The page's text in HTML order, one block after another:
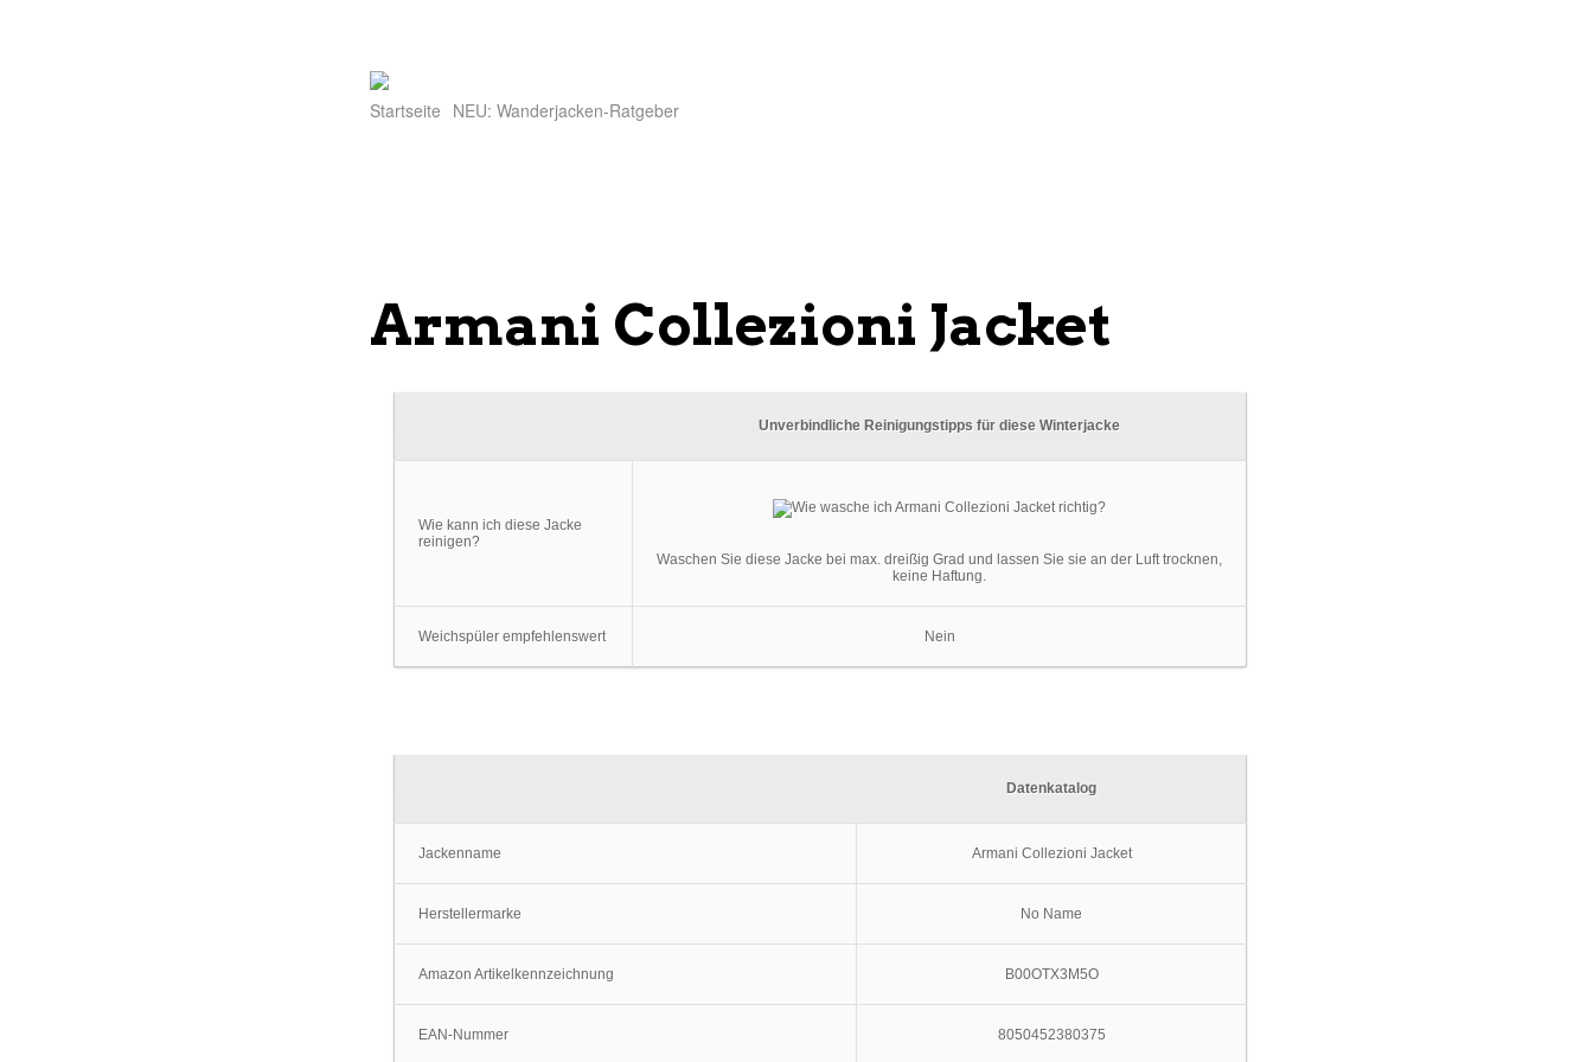
Startseite NEU: Wanderjacken-Ratgeber
Armani Collezioni Jacket
Unverbindliche Reinigungstipps für diese Winterjacke
Wie kann ich diese Jacke
reinigen?
Waschen Sie diese Jacke bei max. dreißig Grad und lassen Sie sie an der Luft trocknen,
keine Haftung.
Weichspüler empfehlenswert Nein
Datenkatalog
Jackenname Armani Collezioni Jacket
Herstellermarke No Name
Amazon Artikelkennzeichnung B00OTX3M5O
EAN-Nummer 8050452380375